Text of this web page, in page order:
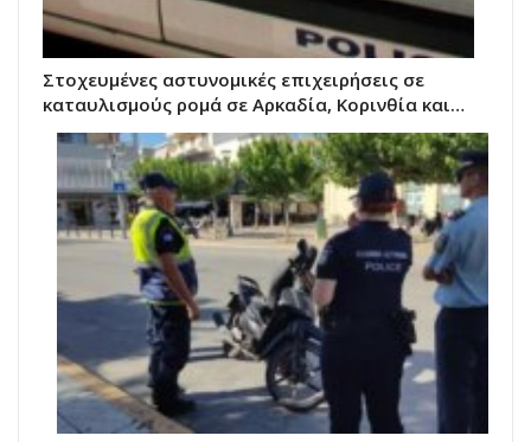
Στοχευμένες αστυνομικές επιχειρήσεις σε
καταυλισμούς ρομά σε Αρκαδία, Κορινθία και…